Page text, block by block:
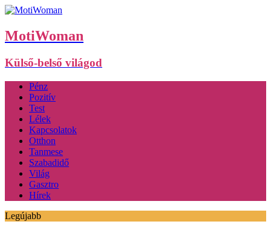
MotiWoman
Külső-belső világod
Pénz
Pozitív
Test
Lélek
Kapcsolatok
Otthon
Tanmese
Szabadidő
Világ
Gasztro
Hírek
Legújabb